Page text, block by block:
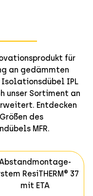
für
an gedämmten
Isolationsdübel IPL
unser Sortiment an
Entdecken
des
MFR.
ResiTHERM® 37
mit ETA